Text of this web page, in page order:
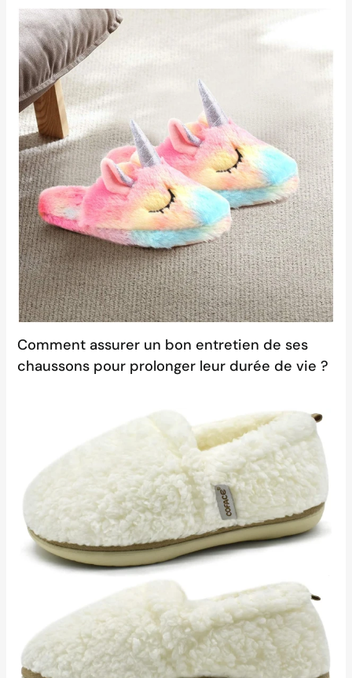
Comment assurer un bon entretien de ses
chaussons pour prolonger leur durée de vie ?